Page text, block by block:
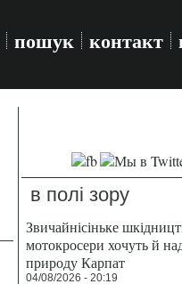
пошук контакт
в полі зору
Звичайнісіньке
мотокросери хочуть й
природу Карпат
04/08/2026 - 20:19